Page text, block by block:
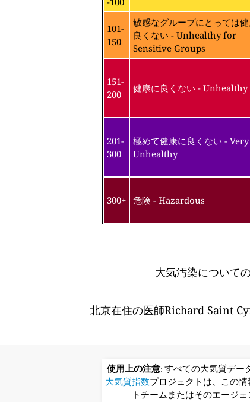
101-
150
敏感なグループにとっては
良くない - Unhealthy for
Sensitive Groups
151-
200
健康に良くない - Unhealthy
201-
300
極めて健康に良くない - Very
Unhealthy
300+ 危険 - Hazardous
大気汚染について
北京在住の医師Richard Saint
使用上の注意: すべての大気質デー
大気質指数プロジェクトは、この
トチームまたはそのエージ